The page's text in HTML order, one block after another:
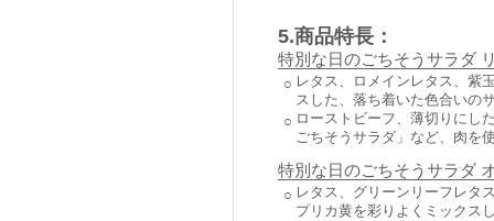
5.商品特長：
特別な日のごちそうサラダ
○ レタス、ロメインレタス、紫
スした、落ち着いた色合いの
○ ローストビーフ、薄切りにし
ごちそうサラダ」など、肉を
特別な日のごちそうサラダ
○ レタス、グリーンリーフレタ
プリカ黄を彩りよくミックス